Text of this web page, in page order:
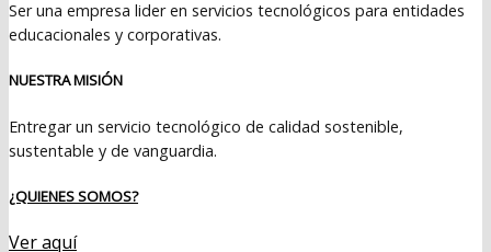
Ser una empresa lider en servicios tecnológicos para entidades
educacionales y corporativas.
NUESTRA MISIÓN
Entregar un servicio tecnológico de calidad sostenible,
sustentable y de vanguardia.
¿QUIENES SOMOS?
Ver aquí